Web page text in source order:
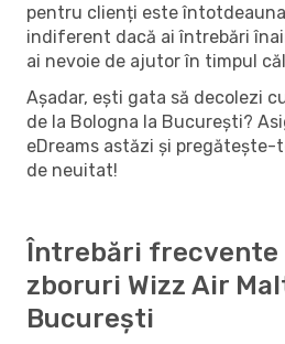
pentru clienți este
indiferent dacă ai întrebări
ai nevoie de ajutor în timpul
Așadar, ești gata să decolezi
de la Bologna la București?
eDreams astăzi și
de neuitat!
Întrebări frecvente
zboruri Wizz Air
București